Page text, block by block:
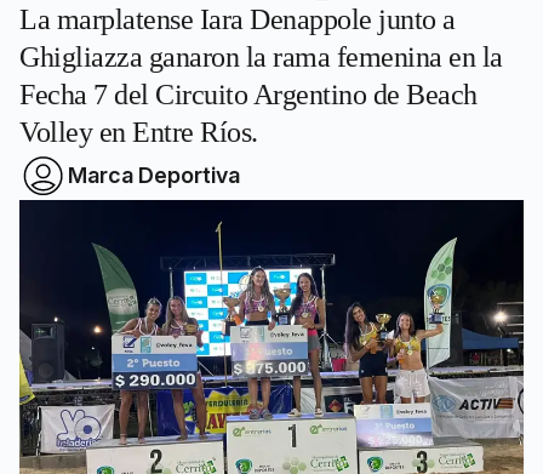
La marplatense Iara Denappole junto a
Ghigliazza ganaron la rama femenina en la
Fecha 7 del Circuito Argentino de Beach
Volley en Entre Ríos.
Marca Deportiva